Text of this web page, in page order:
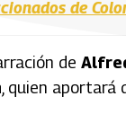
de
de
, quien